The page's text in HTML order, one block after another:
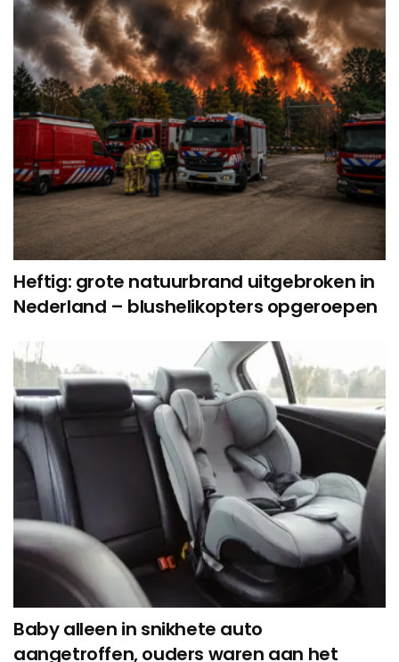
Heftig: grote natuurbrand uitgebroken in
Nederland – blushelikopters opgeroepen
Baby alleen in snikhete auto
aangetroffen, ouders waren aan het